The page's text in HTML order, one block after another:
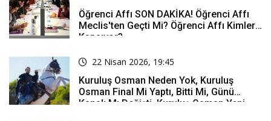
Öğrenci Affı SON DAKİKA! Öğrenci Affı
Meclis'ten Geçti Mi? Öğrenci Affı Kimleri
Kapsıyor?
22 Nisan 2026, 19:45
Kuruluş Osman Neden Yok, Kuruluş
Osman Final Mi Yaptı, Bitti Mi, Günü
Kanalı Mı Değişti, Kuruluş Osman Yeni